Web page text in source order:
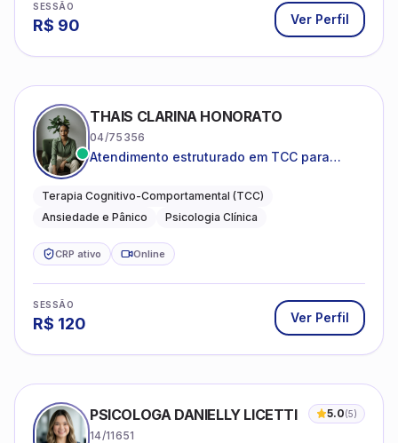
SESSÃO
R$ 90 Ver Perfil
THAIS CLARINA HONORATO
04/75356
Atendimento estruturado em TCC para
excessiva
Terapia Cognitivo-Comportamental (TCC)
Ansiedade e Pânico
Psicologia Clínica
CRP ativo Online
SESSÃO
R$ 120 Ver Perfil
PSICOLOGA DANIELLY LICETTI 5.0(5)
14/11651